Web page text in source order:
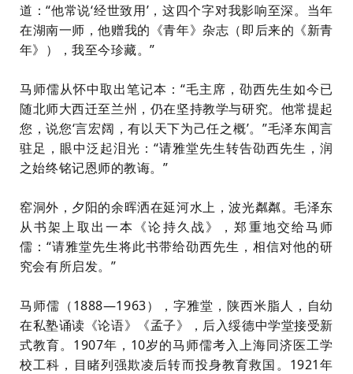
道：“他常说‘经世致用’，这四个字对我影响至深。当年
在湖南一师，他赠我的《青年》杂志（即后来的《新青
年》），我至今珍藏。”
马师儒从怀中取出笔记本：“毛主席，劭西先生如今已
随北师大西迁至兰州，仍在坚持教学与研究。他常提起
您，说您‘言宏阔，有以天下为己任之概’。”毛泽东闻言
驻足，眼中泛起泪光：“请雅堂先生转告劭西先生，润
之始终铭记恩师的教诲。”
窑洞外，夕阳的余晖洒在延河水上，波光粼粼。毛泽东
从书架上取出一本《论持久战》，郑重地交给马师
儒：“请雅堂先生将此书带给劭西先生，相信对他的研
究会有所启发。”
马师儒（1888—1963），字雅堂，陕西米脂人，自幼
在私塾诵读《论语》《孟子》，后入绥德中学堂接受新
式教育。1907年，10岁的马师儒考入上海同济医工学
校工科，目睹列强欺凌后转而投身教育救国。1921年